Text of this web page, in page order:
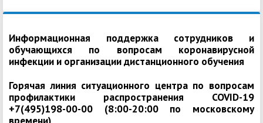
Информационная поддержка сотрудников и
обучающихся по вопросам коронавирусной
инфекции и организации дистанционного обучения
Горячая линия ситуационного центра по вопросам
профилактики распространения COVID-19
+7(495)198-00-00 (8:00-20:00 по московскому